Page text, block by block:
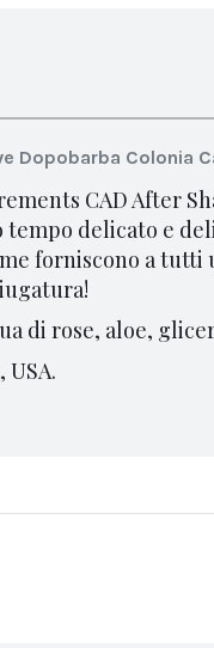
Dopobarba Colonia
CAD After
tempo delicato e
forniscono a tutti
di rose, aloe,
USA.